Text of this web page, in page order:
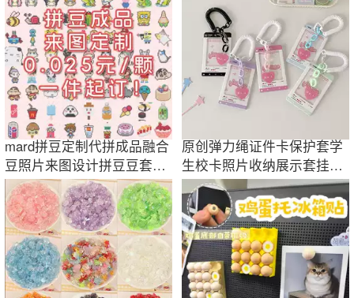
mard拼豆定制代拼成品融合
豆照片来图设计拼豆豆套装
材料DIY手工
原创弹力绳证件卡保护套学
生校卡照片收纳展示套挂件
追星小卡卡套